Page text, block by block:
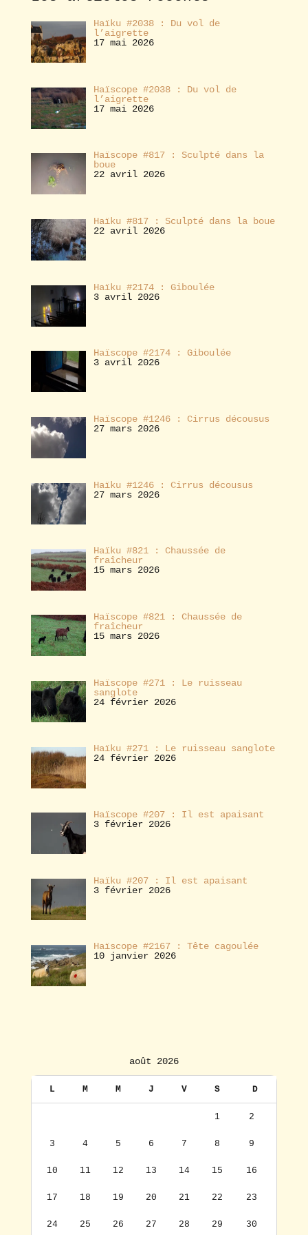
Haïku #2038 : Du vol de
l’aigrette
17 mai 2026
Haïscope #2038 : Du vol de
l’aigrette
17 mai 2026
Haïscope #817 : Sculpté dans la
boue
22 avril 2026
Haïku #817 : Sculpté dans la boue
22 avril 2026
Haïku #2174 : Giboulée
3 avril 2026
Haïscope #2174 : Giboulée
3 avril 2026
Haïscope #1246 : Cirrus décousus
27 mars 2026
Haïku #1246 : Cirrus décousus
27 mars 2026
Haïku #821 : Chaussée de
fraîcheur
15 mars 2026
Haïscope #821 : Chaussée de
fraîcheur
15 mars 2026
Haïscope #271 : Le ruisseau
sanglote
24 février 2026
Haïku #271 : Le ruisseau sanglote
24 février 2026
Haïscope #207 : Il est apaisant
3 février 2026
Haïku #207 : Il est apaisant
3 février 2026
Haïscope #2167 : Tête cagoulée
10 janvier 2026
août 2026
L M M J V S D
1 2
3 4 5 6 7 8 9
10 11 12 13 14 15 16
17 18 19 20 21 22 23
24 25 26 27 28 29 30